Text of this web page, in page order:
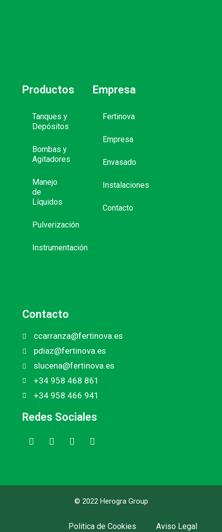
Productos
Tanques y
Depósitos
Bombas y
Agitadores
Manejo
de
Líquidos
Pulverización
Instrumentación
Empresa
Fertinova
Empresa
Envasado
Instalaciones
Contacto
Contacto
ccarranza@fertinova.es
pdiaz@fertinova.es
slucena@fertinova.es
+34 958 468 861
+34 958 466 941
Redes Sociales
© 2022 Herogra Group
Politica de Cookies Aviso Legal